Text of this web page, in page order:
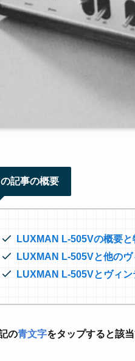
記事の概要
LUXMAN L-505Vの概要と
LUXMAN L-505Vと他の
LUXMAN L-505Vとヴィ
の青文字をタップすると該